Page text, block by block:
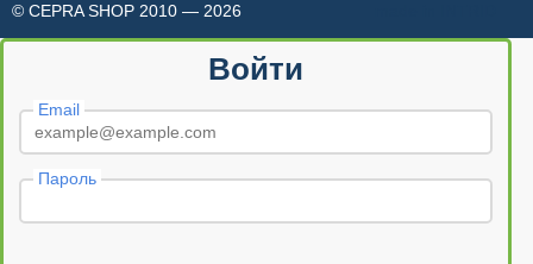
© CEPRA SHOP 2010 — 2026
Войти
Email
Пароль